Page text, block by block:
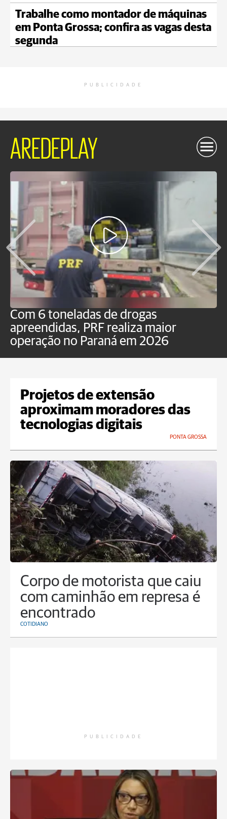
Trabalhe como montador de máquinas
em Ponta Grossa; confira as vagas desta
segunda
PUBLICIDADE
AREDEPLAY
Com 6 toneladas de drogas
apreendidas, PRF realiza maior
operação no Paraná em 2026
Projetos de extensão
aproximam moradores das
tecnologias digitais
PONTA GROSSA
Corpo de motorista que caiu
com caminhão em represa é
encontrado
COTIDIANO
PUBLICIDADE